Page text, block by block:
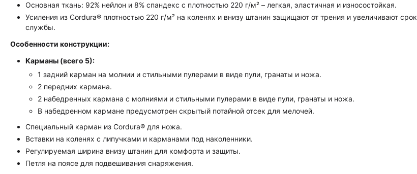
Основная ткань: 92% нейлон и 8% спандекс с плотностью 220 г/м² – легкая, эластичная и износостойкая.
Усиления из Cordura® плотностью 220 г/м² на коленях и внизу штанин защищают от трения и увеличивают срок
службы.
Особенности конструкции:
Карманы (всего 5):
1 задний карман на молнии и стильными пулерами в виде пули, гранаты и ножа.
2 передних кармана.
2 набедренных кармана с молниями и стильными пулерами в виде пули, гранаты и ножа.
В набедренном кармане предусмотрен скрытый потайной отсек для мелочей.
Специальный карман из Cordura® для ножа.
Вставки на коленях с липучками и карманами под наколенники.
Регулируемая ширина внизу штанин для комфорта и защиты.
Петля на поясе для подвешивания снаряжения.